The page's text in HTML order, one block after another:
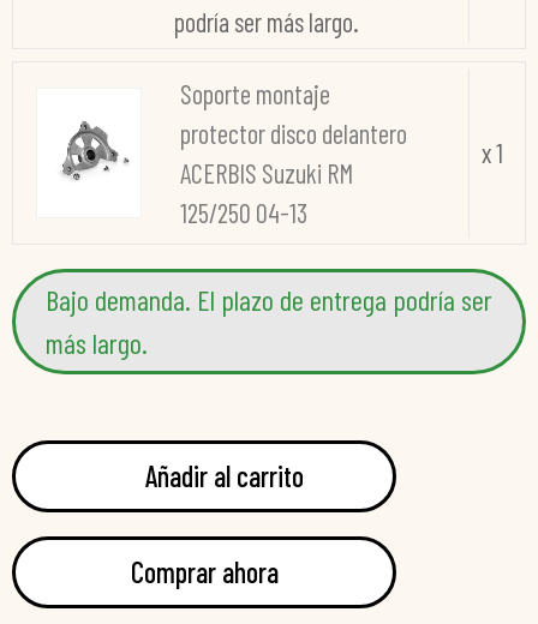
podría ser más largo.
Soporte montaje
protector disco delantero
ACERBIS Suzuki RM
125/250 04-13
x 1
Bajo demanda. El plazo de entrega podría ser
más largo.
Añadir al carrito
Comprar ahora